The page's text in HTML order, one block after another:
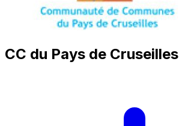
CC du Pays de Cruseilles